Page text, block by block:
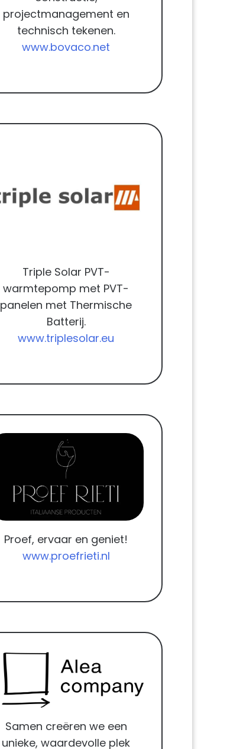
projectmanagement en
technisch tekenen.
www.bovaco.net
Triple Solar PVT-
warmtepomp met PVT-
panelen met Thermische
Batterij.
www.triplesolar.eu
Proef, ervaar en geniet!
www.proefrieti.nl
Samen creëren we een
unieke, waardevolle plek